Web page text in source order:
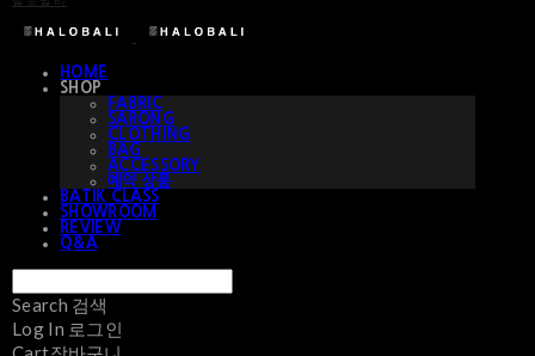
HOME
SHOP
FABRIC
SARONG
CLOTHING
BAG
ACCESSORY
예약 상품
BATIK CLASS
SHOWROOM
REVIEW
Q&A
Search 검색
Log In 로그인